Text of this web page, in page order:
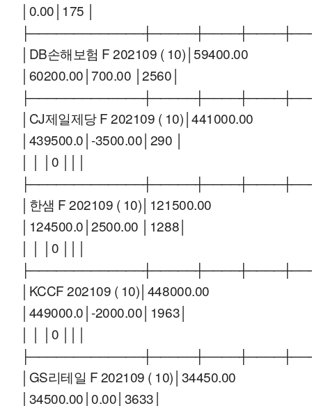
│0.00│175 │
│DB손해보험 F 202109 ( 10)│59400.00
│60200.00│700.00 │2560│
│CJ제일제당 F 202109 ( 10)│441000.00
│439500.0│-3500.00│290 │
│ │ │0 │││
│한샘 F 202109 ( 10)│121500.00
│124500.0│2500.00 │1288│
│ │ │0 │││
│KCCF 202109 ( 10)│448000.00
│449000.0│-2000.00│1963│
│ │ │0 │││
│GS리테일 F 202109 ( 10)│34450.00
│34500.00│0.00│3633│